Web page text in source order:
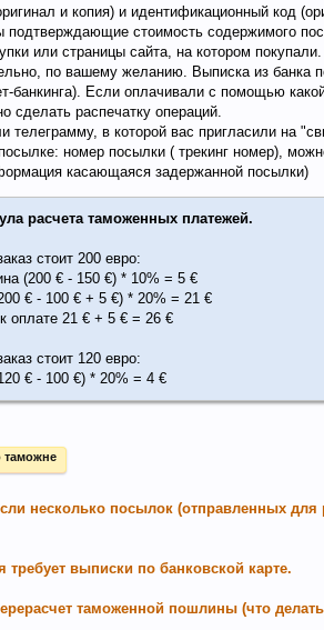
и копия) и идентификационный код
подтверждающие стоимость содержимого
или страницы сайта, на котором покупали.
по вашему желанию. Выписка из банка
банкинга). Если оплачивали с помощью
сделать распечатку операций.
телеграмму, в которой вас пригласили на
номер посылки ( трекинг номер),
касающаяся задержанной посылки)
расчета таможенных платежей.
стоит 200 евро:
(200 € - 150 €) * 10% = 5 €
€ - 100 € + 5 €) * 20% = 21 €
оплате 21 € + 5 € = 26 €
стоит 120 евро:
€ - 100 €) * 20% = 4 €
таможне
несколько посылок (отправленных
требует выписки по банковской карте.
таможенной пошлины (что